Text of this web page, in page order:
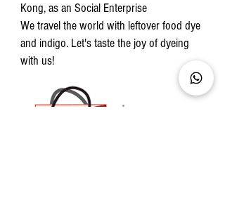
Kong, as an Social Enterprise
We travel the world with leftover food dye
and indigo. Let's taste the joy of dyeing
with us!